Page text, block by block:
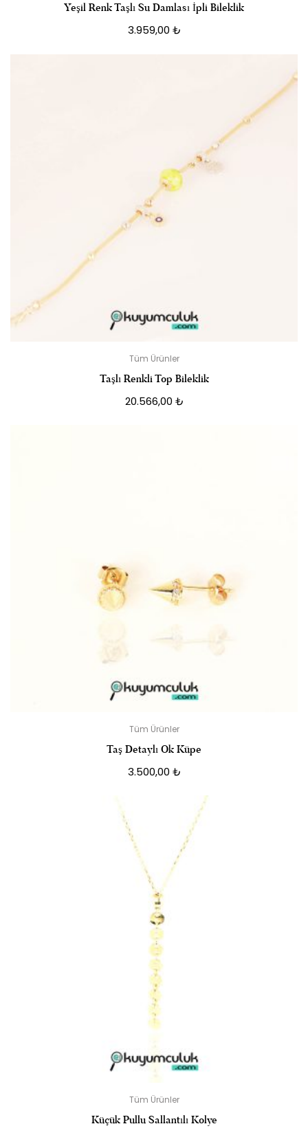
Yeşil Renk Taşlı Su Damlası İpli Bileklik
3.959,00 ₺
Tüm Ürünler
Taşlı Renkli Top Bileklik
20.566,00 ₺
Tüm Ürünler
Taş Detaylı Ok Küpe
3.500,00 ₺
Tüm Ürünler
Küçük Pullu Sallantılı Kolye